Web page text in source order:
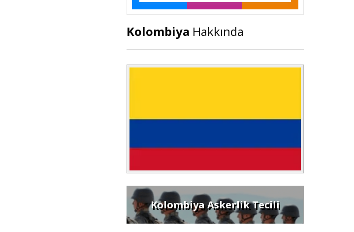
Kolombiya Hakkında
Kolombiya Askerlik Tecili